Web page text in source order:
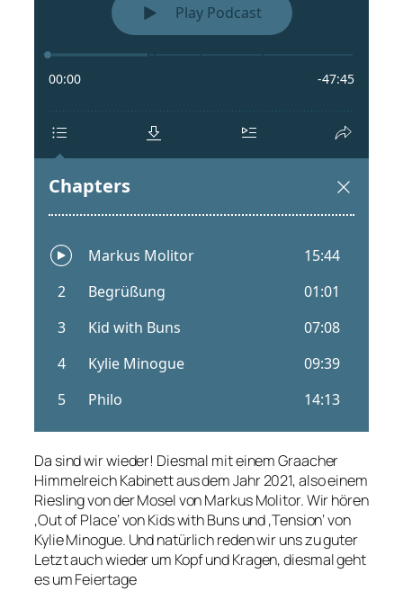
Da sind wir wieder! Diesmal mit einem Graacher
Himmelreich Kabinett aus dem Jahr 2021, also einem
Riesling von der Mosel von Markus Molitor. Wir hören
‚Out of Place‘ von Kids with Buns und ‚Tension‘ von
Kylie Minogue. Und natürlich reden wir uns zu guter
Letzt auch wieder um Kopf und Kragen, diesmal geht
es um Feiertage